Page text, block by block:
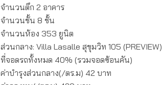
จำนวนตึก 2 อาคาร
จำนวนชั้น 8 ชั้น
จำนวนห้อง 353 ยูนิต
ส่วนกลาง: Villa Lasalle สุขุมวิท 105 (PREVIEW)
ที่จอดรถทั้งหมด 40% (รวมจอดซ้อนคัน)
ค่าบำรุงส่วนกลาง(/ตร.ม) 42 บาท